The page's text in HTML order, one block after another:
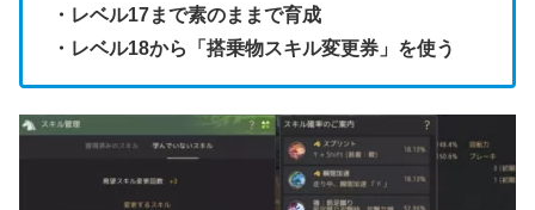
・レベル17まで素のままで育成
・レベル18から「搭乗物スキル変更券」を使う